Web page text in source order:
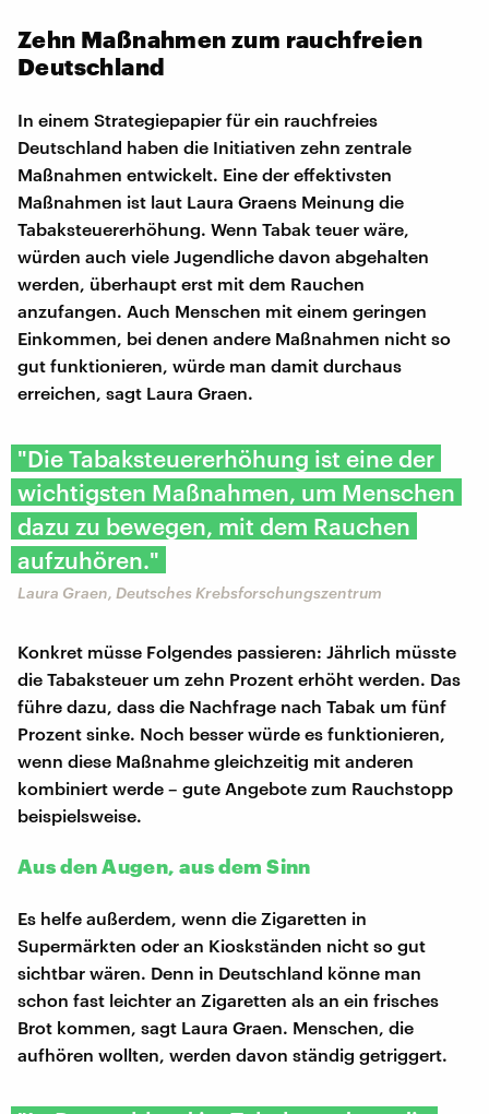
Zehn Maßnahmen zum rauchfreien
Deutschland
In einem Strategiepapier für ein rauchfreies
Deutschland haben die Initiativen zehn zentrale
Maßnahmen entwickelt. Eine der effektivsten
Maßnahmen ist laut Laura Graens Meinung die
Tabaksteuererhöhung. Wenn Tabak teuer wäre,
würden auch viele Jugendliche davon abgehalten
werden, überhaupt erst mit dem Rauchen
anzufangen. Auch Menschen mit einem geringen
Einkommen, bei denen andere Maßnahmen nicht so
gut funktionieren, würde man damit durchaus
erreichen, sagt Laura Graen.
"Die Tabaksteuererhöhung ist eine der
wichtigsten Maßnahmen, um Menschen
dazu zu bewegen, mit dem Rauchen
aufzuhören."
Laura Graen, Deutsches Krebsforschungszentrum
Konkret müsse Folgendes passieren: Jährlich müsste
die Tabaksteuer um zehn Prozent erhöht werden. Das
führe dazu, dass die Nachfrage nach Tabak um fünf
Prozent sinke. Noch besser würde es funktionieren,
wenn diese Maßnahme gleichzeitig mit anderen
kombiniert werde – gute Angebote zum Rauchstopp
beispielsweise.
Aus den Augen, aus dem Sinn
Es helfe außerdem, wenn die Zigaretten in
Supermärkten oder an Kioskständen nicht so gut
sichtbar wären. Denn in Deutschland könne man
schon fast leichter an Zigaretten als an ein frisches
Brot kommen, sagt Laura Graen. Menschen, die
aufhören wollten, werden davon ständig getriggert.